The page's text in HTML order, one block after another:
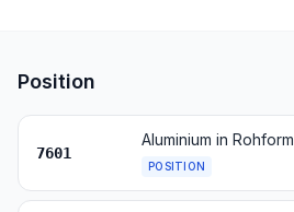
Position
7601
Aluminium in Rohform
POSITION